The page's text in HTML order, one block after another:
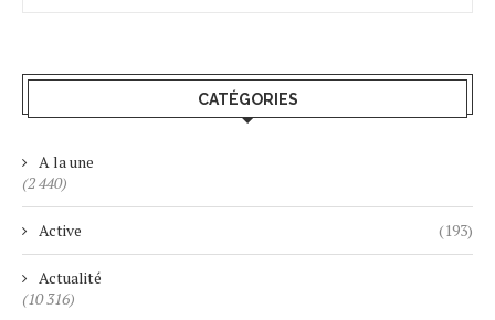
CATÉGORIES
A la une
(2 440)
Active (193)
Actualité
(10 316)